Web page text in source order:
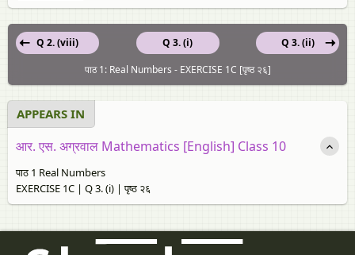
Q 3. (i)
Q 2. (viii)
Q 3. (ii)
पाठ 1: Real Numbers - EXERCISE 1C [पृष्ठ २६]
APPEARS IN
आर. एस. अग्रवाल Mathematics [English] Class 10
पाठ 1 Real Numbers
EXERCISE 1C | Q 3. (i) | पृष्ठ २६